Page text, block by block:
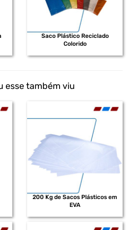
Saco Plástico Reciclado
Colorido
esse também viu
200 Kg de Sacos Plásticos em
EVA